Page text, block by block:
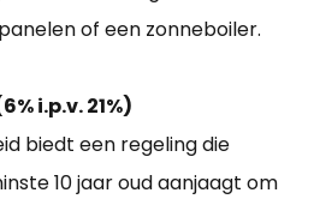
of een zonneboiler.
i.p.v. 21%)
biedt een regeling die
10 jaar oud aanjaagt om